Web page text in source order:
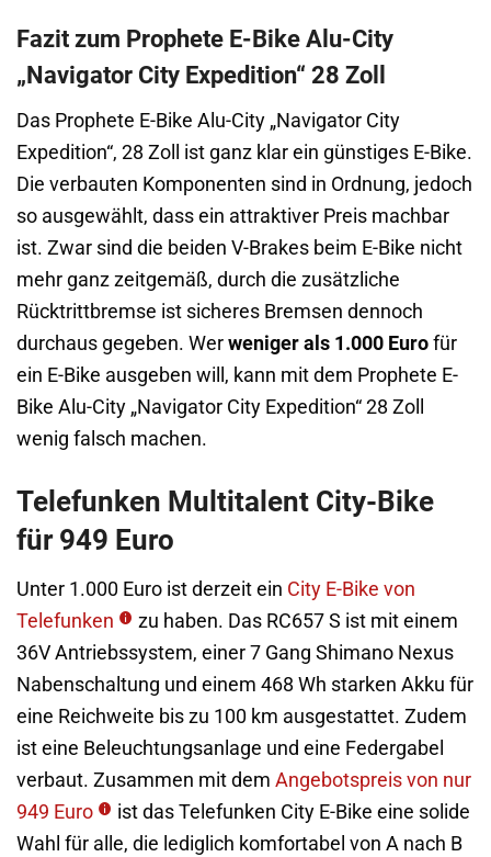
Fazit zum Prophete E-Bike Alu-City
„Navigator City Expedition“ 28 Zoll
Das Prophete E-Bike Alu-City „Navigator City
Expedition“, 28 Zoll ist ganz klar ein günstiges E-Bike.
Die verbauten Komponenten sind in Ordnung, jedoch
so ausgewählt, dass ein attraktiver Preis machbar
ist. Zwar sind die beiden V-Brakes beim E-Bike nicht
mehr ganz zeitgemäß, durch die zusätzliche
Rücktrittbremse ist sicheres Bremsen dennoch
durchaus gegeben. Wer weniger als 1.000 Euro für
ein E-Bike ausgeben will, kann mit dem Prophete E-
Bike Alu-City „Navigator City Expedition“ 28 Zoll
wenig falsch machen.
Telefunken Multitalent City-Bike
für 949 Euro
Unter 1.000 Euro ist derzeit ein City E-Bike von
Telefunken
zu haben. Das RC657 S ist mit einem
36V Antriebssystem, einer 7 Gang Shimano Nexus
Nabenschaltung und einem 468 Wh starken Akku für
eine Reichweite bis zu 100 km ausgestattet. Zudem
ist eine Beleuchtungsanlage und eine Federgabel
verbaut. Zusammen mit dem Angebotspreis von nur
949 Euro
ist das Telefunken City E-Bike eine solide
Wahl für alle, die lediglich komfortabel von A nach B